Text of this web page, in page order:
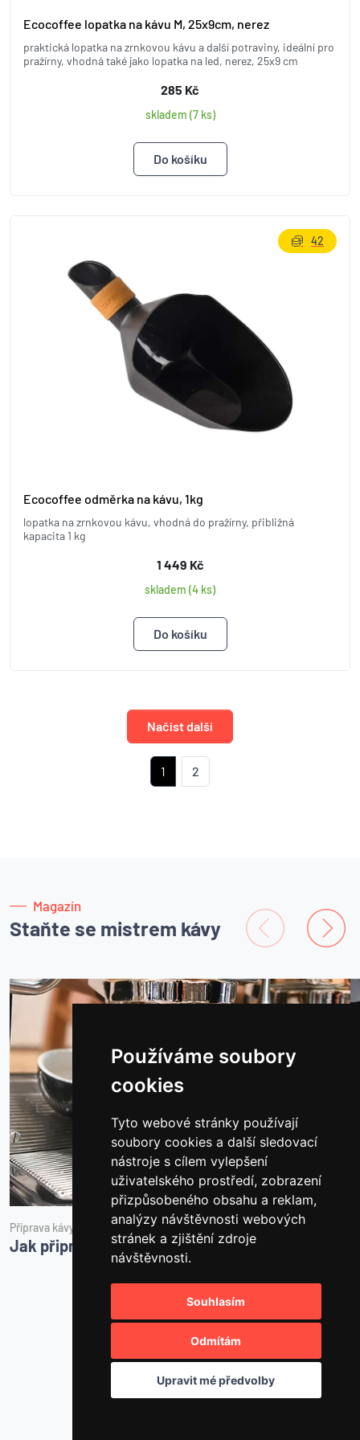
Používáme soubory
cookies
Tyto webové stránky používají
soubory cookies a další sledovací
nástroje s cílem vylepšení
uživatelského prostředí, zobrazení
přizpůsobeného obsahu a reklam,
analýzy návštěvnosti webových
stránek a zjištění zdroje
návštěvnosti.
Souhlasím
Odmítám
Upravit mé předvolby
Ecocoffee lopatka na kávu M, 25x9cm, nerez
praktická lopatka na zrnkovou kávu a další potraviny, ideální pro
pražírny, vhodná také jako lopatka na led, nerez, 25x9 cm
285 Kč
skladem (7 ks)
Ecocoffee odměrka na kávu, 1kg
lopatka na zrnkovou kávu, vhodná do pražírny, přibližná
kapacita 1 kg
1 449 Kč
skladem (4 ks)
42
Načíst další
1 2
Magazín
Staňte se mistrem kávy
Příprava kávy
Jak připravit dokonalé cappuccino
Všechny články